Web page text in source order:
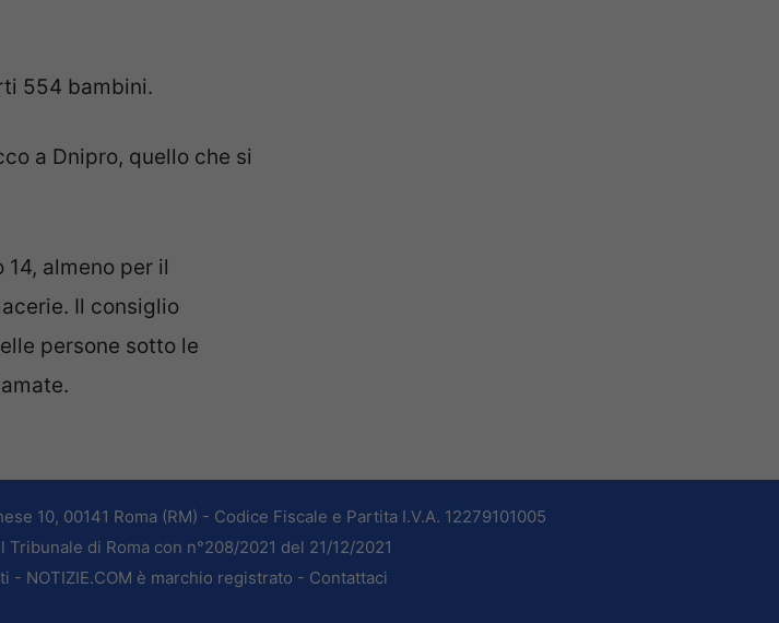
554 bambini.
a Dnipro, quello che si
almeno per il
Il consiglio
persone sotto le
10, 00141 Roma (RM) - Codice Fiscale e Partita I.V.A. 12279101005
di Roma con n°208/2021 del 21/12/2021
NOTIZIE.COM è marchio registrato - Contattaci